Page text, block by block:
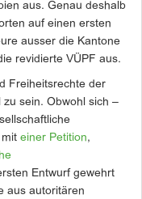
aus. Genau deshalb
auf einen ersten
ausser die Kantone
revidierte VÜPF aus.
Freiheitsrechte der
zu sein. Obwohl sich –
mit einer Petition,
Entwurf gewehrt
aus autoritären